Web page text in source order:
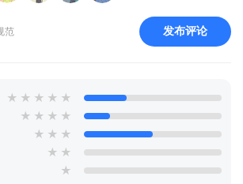
范 发布评论
★ ★ ★ ★ ★
★ ★ ★ ★
★ ★ ★
★ ★
★